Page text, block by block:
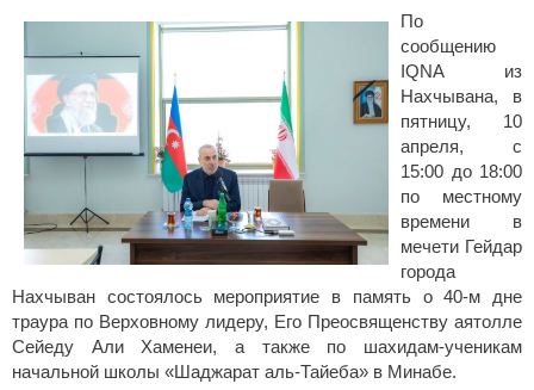
По
сообщению
IQNA из
Нахчывана, в
пятницу, 10
апреля, с
15:00 до 18:00
по местному
времени в
мечети Гейдар
города
Нахчыван состоялось мероприятие в память о 40-м дне
траура по Верховному лидеру, Его Преосвященству аятолле
Сейеду Али Хаменеи, а также по шахидам-ученикам
начальной школы «Шаджарат аль-Тайеба» в Минабе.